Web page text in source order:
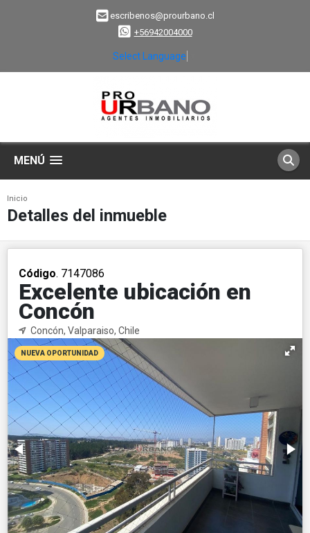
escribenos@prourbano.cl
+56942004000
Select Language
MENÚ
Inicio
Detalles del inmueble
Código. 7147086
Excelente ubicación en
Concón
Concón, Valparaiso, Chile
NUEVA OPORTUNIDAD